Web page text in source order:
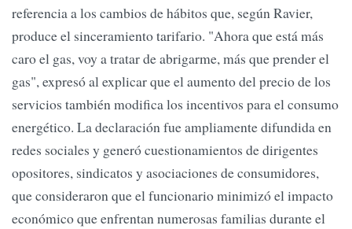
referencia a los cambios de hábitos que, según Ravier,
produce el sinceramiento tarifario. "Ahora que está más
caro el gas, voy a tratar de abrigarme, más que prender el
gas", expresó al explicar que el aumento del precio de los
servicios también modifica los incentivos para el consumo
energético. La declaración fue ampliamente difundida en
redes sociales y generó cuestionamientos de dirigentes
opositores, sindicatos y asociaciones de consumidores,
que consideraron que el funcionario minimizó el impacto
económico que enfrentan numerosas familias durante el